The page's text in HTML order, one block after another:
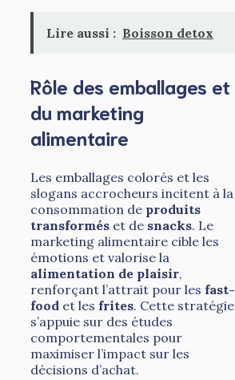
Lire aussi : Boisson detox
Rôle des emballages et
du marketing
alimentaire
Les emballages colorés et les
slogans accrocheurs incitent à la
consommation de produits
transformés et de snacks. Le
marketing alimentaire cible les
émotions et valorise la
alimentation de plaisir,
renforçant l’attrait pour les fast-
food et les frites. Cette stratégie
s’appuie sur des études
comportementales pour
maximiser l’impact sur les
décisions d’achat.